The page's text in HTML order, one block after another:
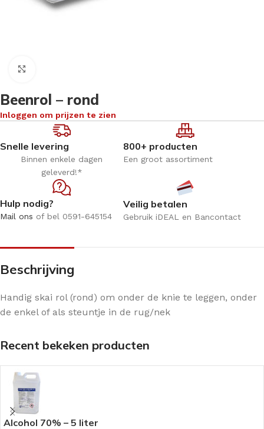
Beenrol – rond
Inloggen om prijzen te zien
Snelle levering
Binnen enkele dagen
geleverd!*
800+ producten
Een groot assortiment
Hulp nodig?
Mail ons of bel 0591-645154
Veilig betalen
Gebruik iDEAL en Bancontact
Beschrijving
Handig skai rol (rond) om onder de knie te leggen, onder
de enkel of als steuntje in de rug/nek
Recent bekeken producten
Alcohol 70% – 5 liter